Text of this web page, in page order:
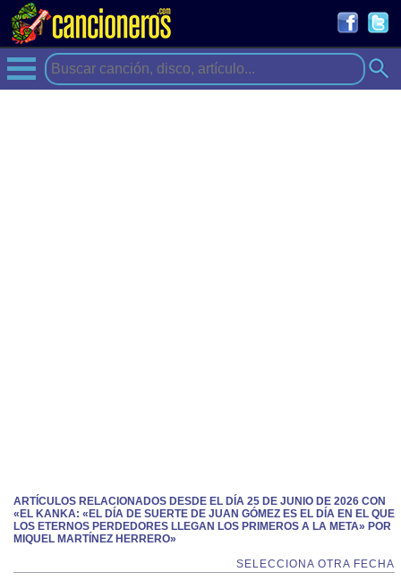
ARTÍCULOS RELACIONADOS DESDE EL DÍA 25 DE JUNIO DE 2026 CON
«EL KANKA: «EL DÍA DE SUERTE DE JUAN GÓMEZ ES EL DÍA EN EL QUE
LOS ETERNOS PERDEDORES LLEGAN LOS PRIMEROS A LA META» POR
MIQUEL MARTÍNEZ HERRERO»
SELECCIONA OTRA FECHA